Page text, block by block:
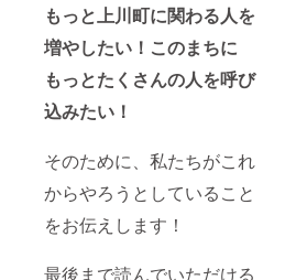
もっと上川町に関わる人を
増やしたい！このまちに
もっとたくさんの人を呼び
込みたい！
そのために、私たちがこれ
からやろうとしていること
をお伝えします！
最後まで読んでいただける